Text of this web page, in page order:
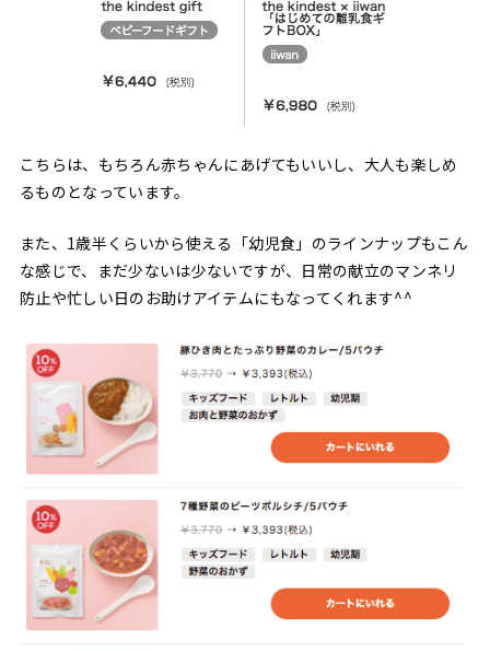
こちらは、もちろん赤ちゃんにあげてもいいし、大人も楽しめ
るものとなっています。
また、1歳半くらいから使える「幼児食」のラインナップもこん
な感じで、まだ少ないは少ないですが、日常の献立のマンネリ
防止や忙しい日のお助けアイテムにもなってくれます^^